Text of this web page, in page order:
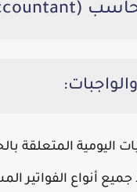
اليومية المتعلقة
أنواع الفواتير